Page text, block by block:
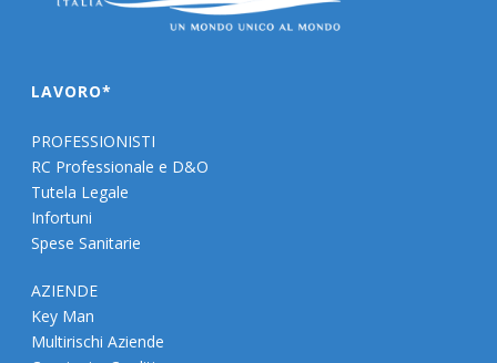
LAVORO*
PROFESSIONISTI
RC Professionale e D&O
Tutela Legale
Infortuni
Spese Sanitarie
AZIENDE
Key Man
Multirischi Aziende